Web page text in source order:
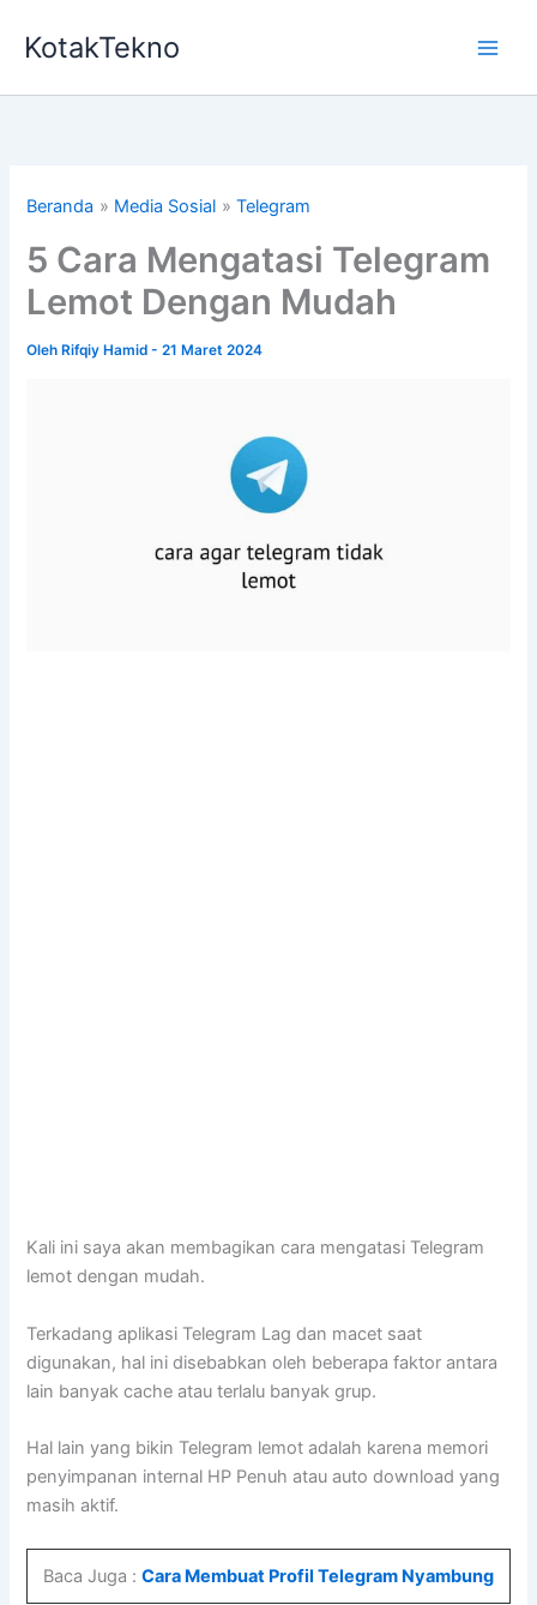
KotakTekno
Beranda Media Sosial Telegram
5 Cara Mengatasi Telegram
Lemot Dengan Mudah
Oleh Rifqiy Hamid-21 Maret 2024
Kali ini saya akan membagikan cara mengatasi Telegram
lemot dengan mudah.
Terkadang aplikasi Telegram Lag dan macet saat
digunakan, hal ini disebabkan oleh beberapa faktor antara
lain banyak cache atau terlalu banyak grup.
Hal lain yang bikin Telegram lemot adalah karena memori
penyimpanan internal HP Penuh atau auto download yang
masih aktif.
Baca Juga : Cara Membuat Profil Telegram Nyambung